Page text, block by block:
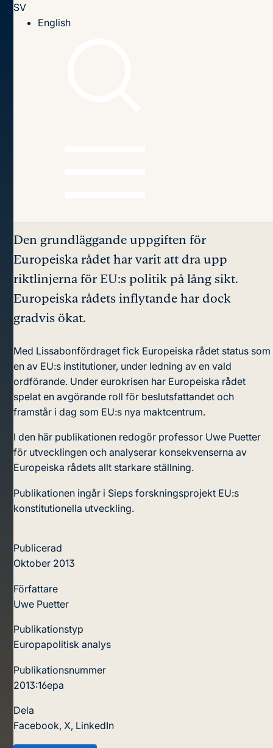
SV
English
Den grundläggande uppgiften för
Europeiska rådet har varit att dra upp
riktlinjerna för EU:s politik på lång sikt.
Europeiska rådets inflytande har dock
gradvis ökat.
Med Lissabonfördraget fick Europeiska rådet status som
en av EU:s institutioner, under ledning av en vald
ordförande. Under eurokrisen har Europeiska rådet
spelat en avgörande roll för beslutsfattandet och
framstår i dag som EU:s nya maktcentrum.
I den här publikationen redogör professor Uwe Puetter
för utvecklingen och analyserar konsekvenserna av
Europeiska rådets allt starkare ställning.
Publikationen ingår i Sieps forskningsprojekt EU:s
konstitutionella utveckling.
Publicerad
Oktober 2013
Författare
Uwe Puetter
Publikationstyp
Europapolitisk analys
Publikationsnummer
2013:16epa
Dela
Facebook,X, LinkedIn